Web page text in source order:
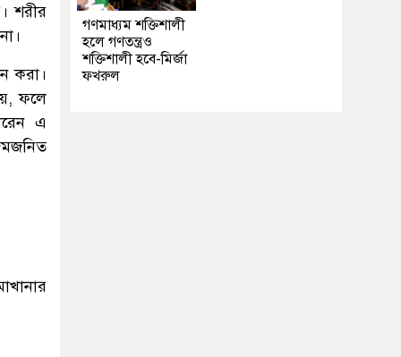
শরীর
করা।
ফলে
এ
গণমাধ্যম শক্তিশালী
হলে গণতন্ত্রও
শক্তিশালী হবে-মির্জা
ফখরুল